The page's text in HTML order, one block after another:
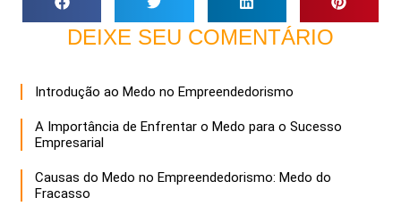
DEIXE SEU COMENTÁRIO
Introdução ao Medo no Empreendedorismo
A Importância de Enfrentar o Medo para o Sucesso
Empresarial
Causas do Medo no Empreendedorismo: Medo do
Fracasso